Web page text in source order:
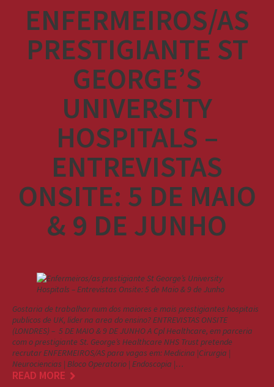
ENFERMEIROS/AS
PRESTIGIANTE ST
GEORGE’S
UNIVERSITY
HOSPITALS –
ENTREVISTAS
ONSITE: 5 DE MAIO
& 9 DE JUNHO
Gostaria de trabalhar num dos maiores e mais prestigiantes hospitais
publicos de UK, lider na area do ensino? ENTREVISTAS ONSITE
(LONDRES) – 5 DE MAIO & 9 DE JUNHO A Cpl Healthcare, em parceria
com o prestigiante St. George’s Healthcare NHS Trust pretende
recrutar ENFERMEIROS/AS para vagas em: Medicina |Cirurgia |
Neurociencias | Bloco Operatorio | Endoscopia |…
READ MORE